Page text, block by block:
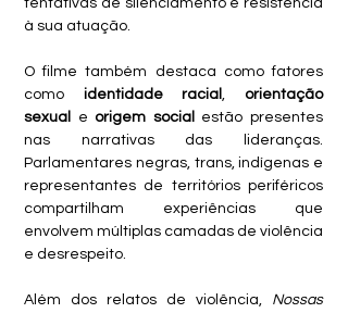
à sua atuação.
O filme também destaca como fatores
como identidade racial
orientação
sexual
e origem social
estão presentes
nas narrativas das lideranças.
Parlamentares negras, trans, indígenas e
representantes de territórios periféricos
compartilham experiências que
envolvem múltiplas camadas de violência
e desrespeito.
Além dos relatos de violência, Nossas